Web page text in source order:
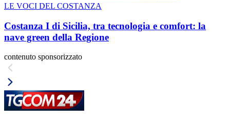
LE VOCI DEL COSTANZA
Costanza I di Sicilia, tra tecnologia e comfort: la
nave green della Regione
contenuto sponsorizzato